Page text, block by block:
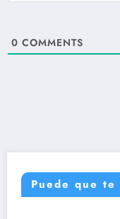
0 COMMENTS
Puede que